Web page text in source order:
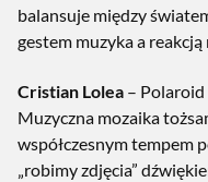
balansuje między
gestem muzyka a reakcją
Cristian Lolea – Polaroid
Muzyczna mozaika
współczesnym tempem
„robimy zdjęcia”